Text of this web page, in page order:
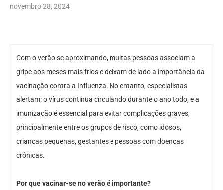
novembro 28, 2024
Com o verão se aproximando, muitas pessoas associam a
gripe aos meses mais frios e deixam de lado a importância da
vacinação contra a Influenza. No entanto, especialistas
alertam: o vírus continua circulando durante o ano todo, e a
imunização é essencial para evitar complicações graves,
principalmente entre os grupos de risco, como idosos,
crianças pequenas, gestantes e pessoas com doenças
crônicas.
Por que vacinar-se no verão é importante?